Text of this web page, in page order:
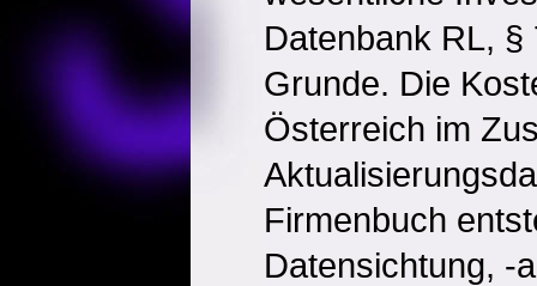
Datenbank RL,
Grunde. Die
Österreich im
Firmenbuch
Datensichtung, -